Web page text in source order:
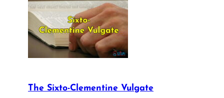
The Sixto-Clementine Vulgate